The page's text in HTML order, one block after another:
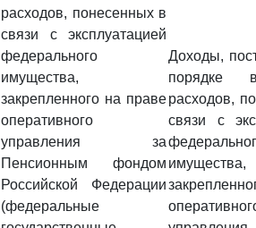
расходов, понесенных в
связи с эксплуатацией
федерального
имущества,
закрепленного на праве
оперативного
управления за
Пенсионным фондом
Российской Федерации
(федеральные
Доходы,
порядке
расходов,
связи с
имущества,